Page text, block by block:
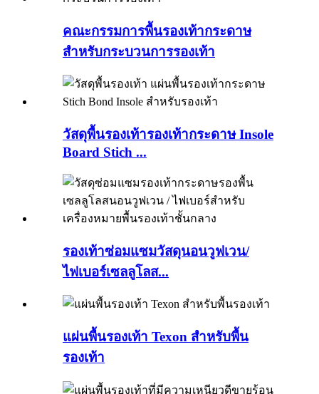
คณะกรรมการพื้นรองเท้ากระดาษ
สำหรับกระบวนการรองเท้า
วัสดุพื้นรองเท้ารองเท้ากระดาษ Insole
Board Stich ...
รองเท้าซ่อมแซมวัสดุนอนวูฟเวน/
ไฟเบอร์เซลลูโลส...
แผ่นพื้นรองเท้า Texon สำหรับพื้น
รองเท้า